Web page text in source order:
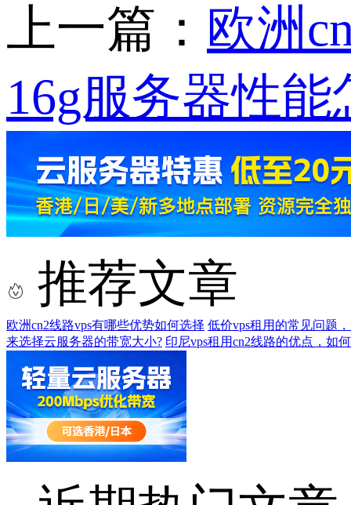
上一篇： 欧洲
16g服务器性
推荐文章
欧洲cn2线路vps有哪些优势如何选择 低价vps租用的常见问题
来选择云服务器的带宽大小? 印尼vps租用cn2线路的优点，如